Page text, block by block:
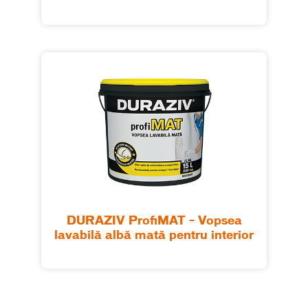
DURAZIV ProfiMAT – Vopsea
lavabilă albă mată pentru interior